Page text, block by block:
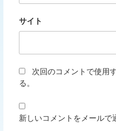
サイト
次回のコメントで使用
る。
新しいコメントをメールで